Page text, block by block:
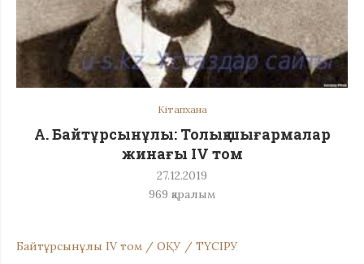
Кітапхана
А. Байтұрсынұлы: Толық шығармалар
жинағы IV том
27.12.2019
969 қаралым
Байтұрсынұлы ІV том / ОҚУ / ТҮСІРУ